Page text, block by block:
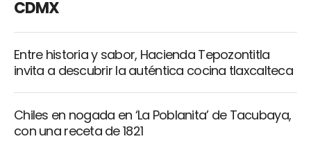
CDMX
Entre historia y sabor, Hacienda Tepozontitla
invita a descubrir la auténtica cocina tlaxcalteca
Chiles en nogada en ‘La Poblanita’ de Tacubaya,
con una receta de 1821